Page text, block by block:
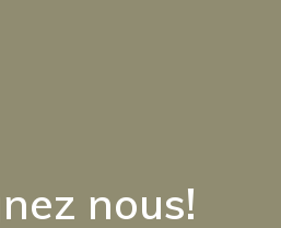
nous!